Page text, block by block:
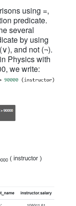
using =,
predicate.
several
by using
and not (¬).
Physics with
we write: